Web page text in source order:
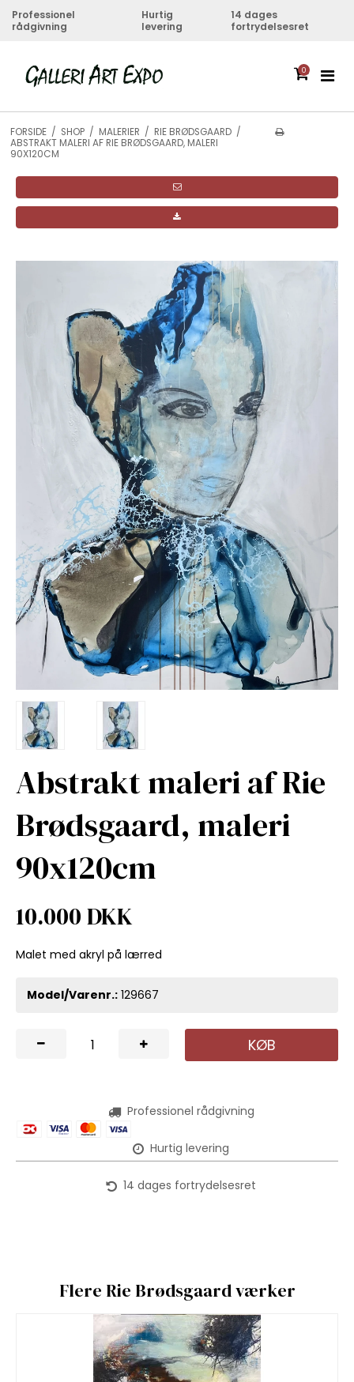
Professionel
rådgivning
Hurtig
levering
14 dages
fortrydelsesret
0
FORSIDE / SHOP / MALERIER / RIE BRØDSGAARD /
ABSTRAKT MALERI AF RIE BRØDSGAARD, MALERI
90X120CM
Abstrakt maleri af Rie
Brødsgaard, maleri
90x120cm
10.000 DKK
Malet med akryl på lærred
Model/Varenr.: 129667
KØB
Professionel rådgivning
Hurtig levering
14 dages fortrydelsesret
Flere Rie Brødsgaard værker